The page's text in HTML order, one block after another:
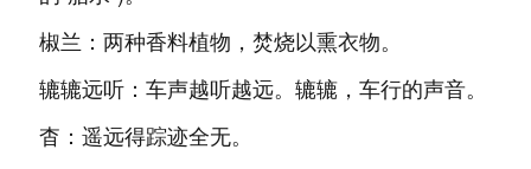
椒兰：两种香料植物，焚烧以熏衣物。
辘辘远听：车声越听越远。辘辘，车行的声音。
杳：遥远得踪迹全无。